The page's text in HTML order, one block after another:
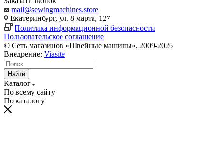
mail@sewingmachines.store
Екатеринбург, ул. 8 марта, 127
Политика информационной безопасности
Пользовательское соглашение
© Сеть магазинов «Швейные машины», 2009-2026
Внедрение: Viasite
Найти
Каталог
По всему сайту
По каталогу